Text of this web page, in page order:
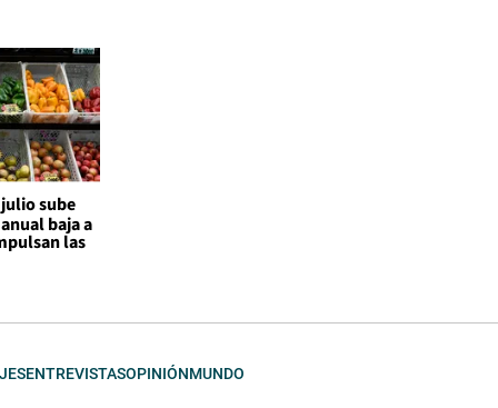
julio sube
baja a
las
ENTREVISTASOPINIÓNMUNDO